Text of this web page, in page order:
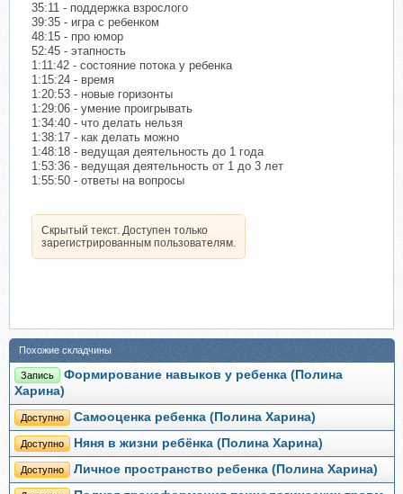
35:11 - поддержка взрослого
39:35 - игра с ребенком
48:15 - про юмор
52:45 - этапность
1:11:42 - состояние потока у ребенка
1:15:24 - время
1:20:53 - новые горизонты
1:29:06 - умение проигрывать
1:34:40 - что делать нельзя
1:38:17 - как делать можно
1:48:18 - ведущая деятельность до 1 года
1:53:36 - ведущая деятельность от 1 до 3 лет
1:55:50 - ответы на вопросы
Скрытый текст. Доступен только
зарегистрированным пользователям.
Похожие складчины
Запись
Формирование навыков у ребенка (Полина
Харина)
Доступно Самооценка ребенка (Полина Харина)
Доступно Няня в жизни ребёнка (Полина Харина)
Доступно Личное пространство ребенка (Полина Харина)